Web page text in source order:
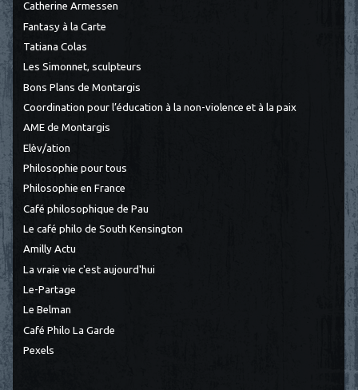
Catherine Armessen
Fantasy à la Carte
Tatiana Colas
Les Simonnet, sculpteurs
Bons Plans de Montargis
Coordination pour l’éducation à la non-violence et à la paix
AME de Montargis
Elèv/ation
Philosophie pour tous
Philosophie en France
Café philosophique de Pau
Le café philo de South Kensington
Amilly Actu
La vraie vie c'est aujourd'hui
Le-Partage
Le Belman
Café Philo La Garde
Pexels